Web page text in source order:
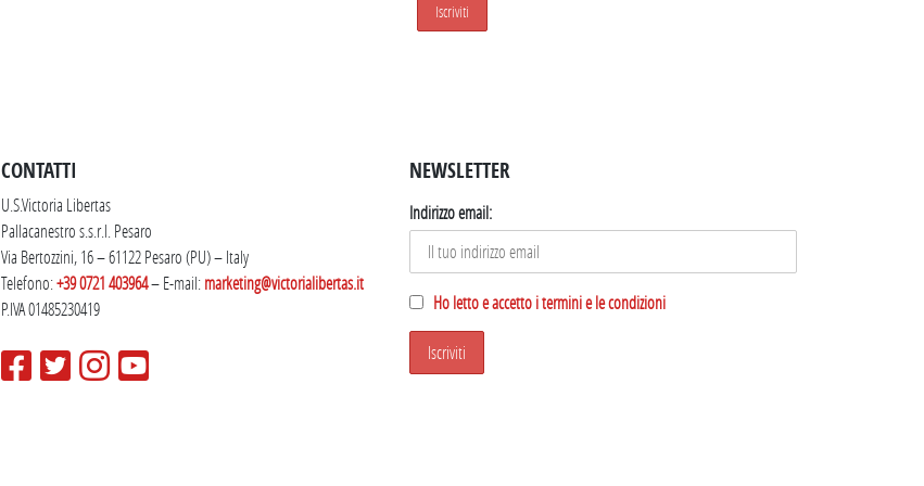
CONTATTI
U.S.Victoria Libertas
Pallacanestro s.s.r.l. Pesaro
Via Bertozzini, 16 – 61122 Pesaro (PU) – Italy
Telefono:+39 0721 403964– E-mail:marketing@victorialibertas.it
P.IVA 01485230419
NEWSLETTER
Indirizzo email:
Ho letto e accetto i termini e le condizioni